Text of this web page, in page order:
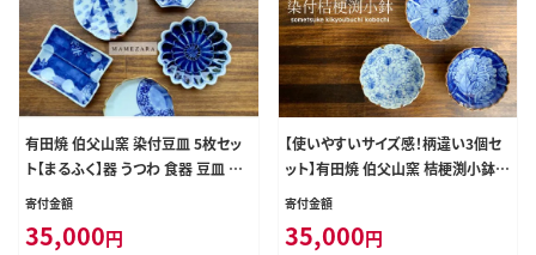
有田焼 伯父山窯 染付豆皿 5枚セッ
ト【まるふく】器 うつわ 食器 豆皿 小
皿 手描き 染付 青 プレゼント ギフト
5万円 aq054
寄付金額
35,000円
【使いやすいサイズ感！柄違い3個セ
ット】有田焼 伯父山窯 桔梗渕小鉢 3
個セット【まるふく】器 うつわ 食器 染
ギフト 贈答 35000円 3.5万円 aq05
寄付金額
35,000円